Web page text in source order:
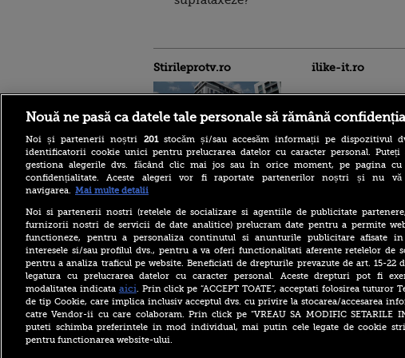
Stirileprotv.ro
Situația e critică în
domeniul imobiliar”.
blocajului de la ANCPI
Rusia, după incidentele cu
drone din Republica
Moldova: Occidentul
pregătește Chișinăul pentru
rolul de „pion”
De unde au tăiat românii
după valurile de scumpiri.
De jumătate de an pun tot
mai puține produse în coșul
de cumpărături
ilike-it.ro
Nouă ne pasă ca datele tale personale să rămână
Noi și partenerii noștri 201stocăm și/sau accesăm informații pe dispozitivul
identificatorii cookie unici pentru prelucrarea datelor cu caracter personal. Puteți
gestiona alegerile dvs. făcând clic mai jos sau în orice moment, pe pagina
confidențialitate. Aceste alegeri vor fi raportate partenerilor noștri și nu vă
navigarea. Mai multe detalii
Noi si partenerii nostri (retelele de socializare si agentiile de publicitate
furnizorii nostri de servicii de date analitice) prelucram date pentru a permite
functioneze, pentru a personaliza continutul si anunturile publicitare afisate
interesele si/sau profilul dvs., pentru a va oferi functionalitati aferente retelelor de
pentru a analiza traficul pe website. Beneficiati de drepturile prevazute de art. 15-22
legatura cu prelucrarea datelor cu caracter personal. Aceste drepturi pot fi
modalitatea indicata aici. Prin click pe “ACCEPT TOATE”, acceptati folosirea tuturor
de tip Cookie, care implica inclusiv acceptul dvs. cu privire la stocarea/accesarea
catre Vendor-ii cu care colaboram. Prin click pe “VREAU SA MODIFIC SETARILE
puteti schimba preferintele in mod individual, mai putin cele legate de cookie
pentru functionarea website-ului.